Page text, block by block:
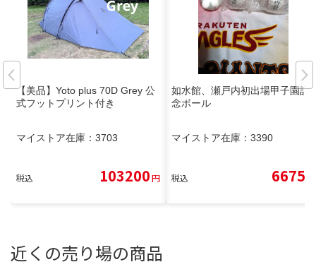
【美品】Yoto plus 70D Grey 公
式フットプリント付き
マイストア在庫： 3703
税込 103200円
如水館、瀬戸内初出場甲子園記
念ボール
マイストア在庫： 3390
税込 6675
近くの売り場の商品